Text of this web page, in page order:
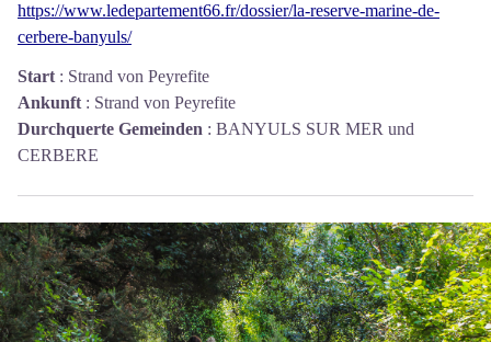
https://www.ledepartement66.fr/dossier/la-reserve-marine-de-
cerbere-banyuls/
Start : Strand von Peyrefite
Ankunft : Strand von Peyrefite
Durchquerte Gemeinden : BANYULS SUR MER und
CERBERE